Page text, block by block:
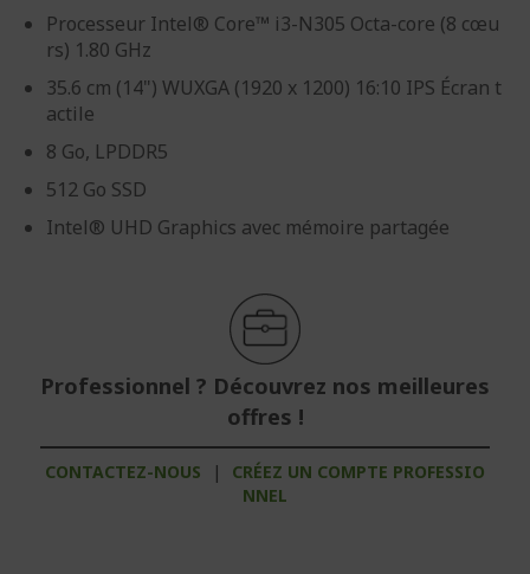
Processeur Intel® Core™ i3-N305 Octa-core (8 cœu
rs) 1.80 GHz
35.6 cm (14") WUXGA (1920 x 1200) 16:10 IPS Écran t
actile
8 Go, LPDDR5
512 Go SSD
Intel® UHD Graphics avec mémoire partagée
Professionnel ? Découvrez nos meilleures
offres !
CONTACTEZ-NOUS |
CRÉEZ UN COMPTE PROFESSIO
NNEL